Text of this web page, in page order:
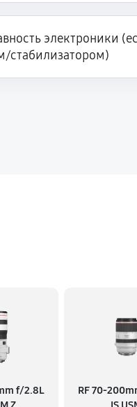
электроники
стабилизатором)
f/2.8L
RF